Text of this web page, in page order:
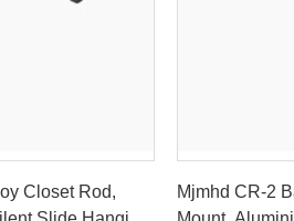
Closet Rod,
Mjmhd CR-2